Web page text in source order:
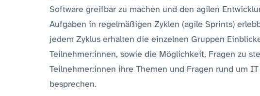
Software greifbar zu machen und den agilen
Aufgaben in regelmäßigen Zyklen (agile Sprints)
jedem Zyklus erhalten die einzelnen Gruppen
Teilnehmer:innen, sowie die Möglichkeit, Fragen zu
Teilnehmer:innen ihre Themen und Fragen rund um
besprechen.